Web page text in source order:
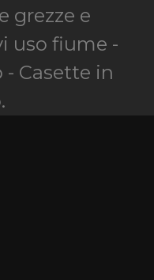
grezze e
uso fiume -
Casette in